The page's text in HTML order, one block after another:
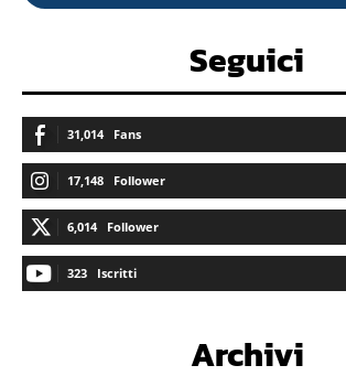
Seguici
31,014 Fans
17,148 Follower
6,014 Follower
323 Iscritti
Archivi